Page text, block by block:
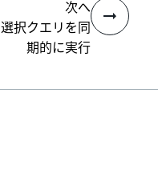
次へ
選択クエリを同
期的に実行